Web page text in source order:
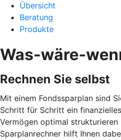
Übersicht
Beratung
Produkte
Was-wäre-
Rechnen Sie selbst
Mit einem Fondssparplan sind
Schritt für Schritt ein
Vermögen optimal strukturieren
Sparplanrechner hilft Ihnen